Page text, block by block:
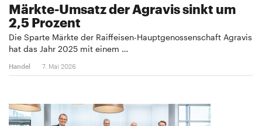
Märkte-Umsatz der Agravis sinkt um
2,5 Prozent
Die Sparte Märkte der Raiffeisen-Hauptgenossenschaft Agravis
hat das Jahr 2025 mit einem …
Handel 7. Mai 2026